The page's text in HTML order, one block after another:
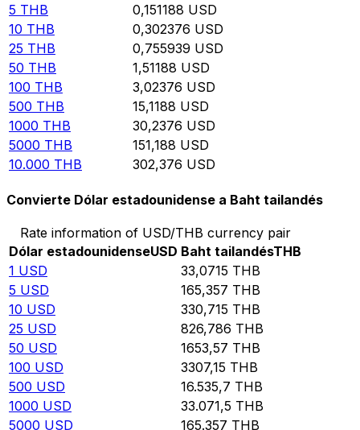
5 THB 0,151188 USD
10 THB 0,302376 USD
25 THB 0,755939 USD
50 THB 1,51188 USD
100 THB 3,02376 USD
500 THB 15,1188 USD
1000 THB 30,2376 USD
5000 THB 151,188 USD
10.000 THB 302,376 USD
Convierte Dólar estadounidense a Baht tailandés
Rate information of USD/THB currency pair
Dólar estadounidenseUSD Baht tailandésTHB
1 USD 33,0715 THB
5 USD 165,357 THB
10 USD 330,715 THB
25 USD 826,786 THB
50 USD 1653,57 THB
100 USD 3307,15 THB
500 USD 16.535,7 THB
1000 USD 33.071,5 THB
5000 USD 165.357 THB